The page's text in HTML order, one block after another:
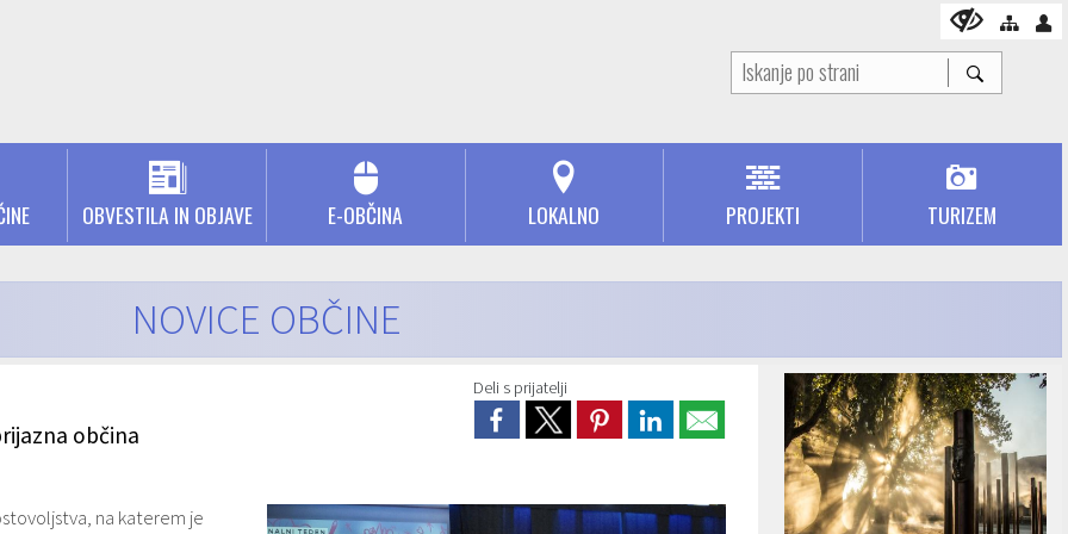
OBVESTILA IN OBJAVE E-OBČINA LOKALNO PROJEKTI TURIZEM
NOVICE OBČINE
Deli s prijatelji
občina
na katerem je